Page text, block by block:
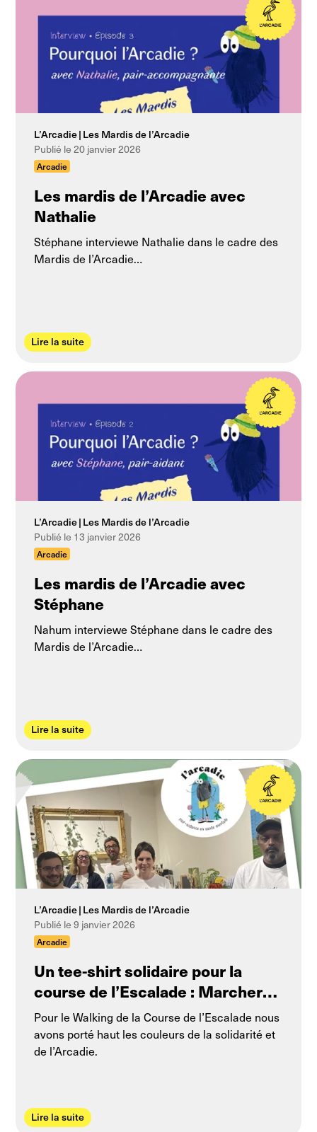
L’Arcadie Les Mardis de l’Arcadie
Publié le 20 janvier 2026
Arcadie
Les mardis de l’Arcadie avec
Nathalie
Stéphane interviewe Nathalie dans le cadre des
Mardis de l’Arcadie…
Lire la suite
L’Arcadie Les Mardis de l’Arcadie
Publié le 13 janvier 2026
Arcadie
Les mardis de l’Arcadie avec
Stéphane
Nahum interviewe Stéphane dans le cadre des
Mardis de l’Arcadie…
Lire la suite
L’Arcadie Les Mardis de l’Arcadie
Publié le 9 janvier 2026
Arcadie
Un tee-shirt solidaire pour la
course de l’Escalade : Marcher
pour l’Arcadie !
Pour le Walking de la Course de l’Escalade nous
avons porté haut les couleurs de la solidarité et
de l’Arcadie.
Lire la suite